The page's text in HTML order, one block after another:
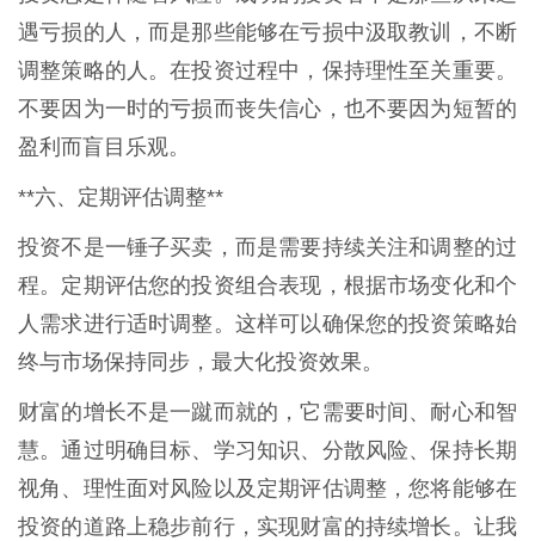
遇亏损的人，而是那些能够在亏损中汲取教训，不断
调整策略的人。在投资过程中，保持理性至关重要。
不要因为一时的亏损而丧失信心，也不要因为短暂的
盈利而盲目乐观。
**六、定期评估调整**
投资不是一锤子买卖，而是需要持续关注和调整的过
程。定期评估您的投资组合表现，根据市场变化和个
人需求进行适时调整。这样可以确保您的投资策略始
终与市场保持同步，最大化投资效果。
财富的增长不是一蹴而就的，它需要时间、耐心和智
慧。通过明确目标、学习知识、分散风险、保持长期
视角、理性面对风险以及定期评估调整，您将能够在
投资的道路上稳步前行，实现财富的持续增长。让我